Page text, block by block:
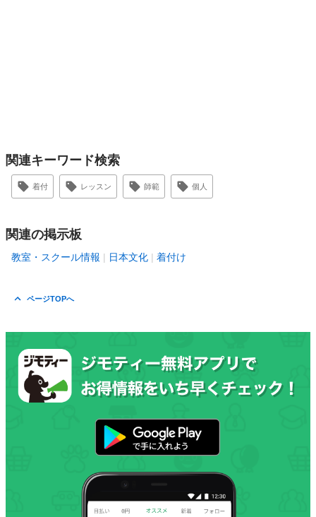
関連キーワード検索
着付 レッスン 師範 個人
関連の掲示板
教室・スクール情報 日本文化 着付け
ページTOPへ